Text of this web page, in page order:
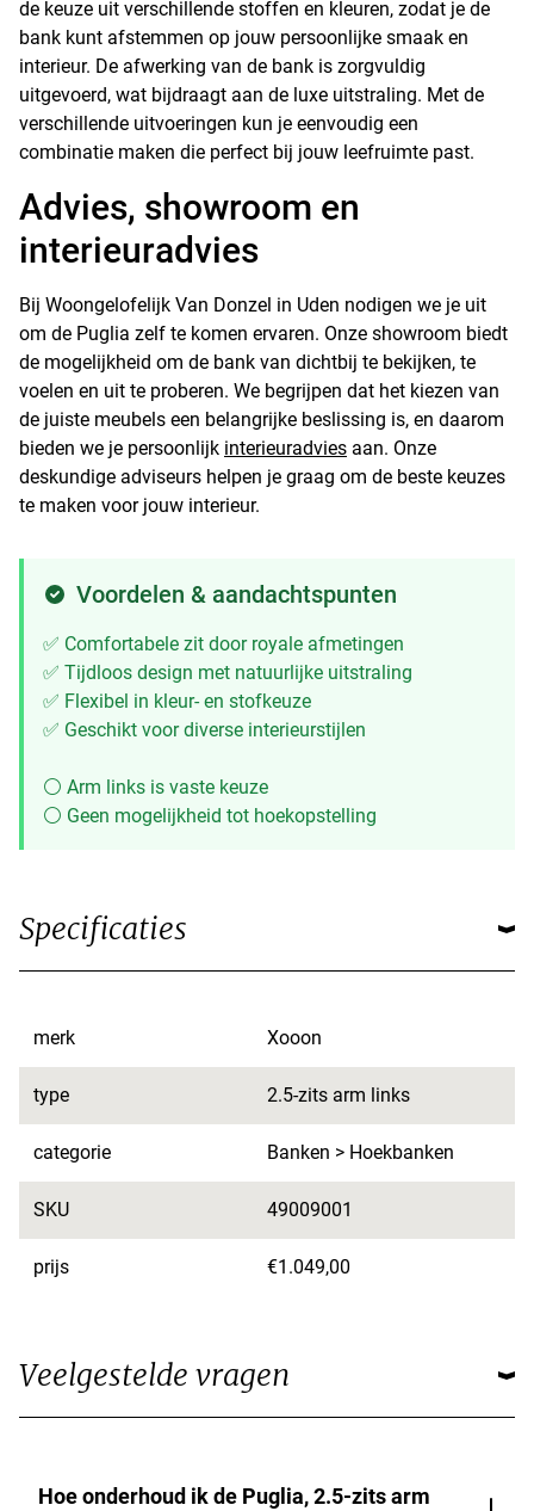
de keuze uit verschillende stoffen en kleuren, zodat je de
bank kunt afstemmen op jouw persoonlijke smaak en
interieur. De afwerking van de bank is zorgvuldig
uitgevoerd, wat bijdraagt aan de luxe uitstraling. Met de
verschillende uitvoeringen kun je eenvoudig een
combinatie maken die perfect bij jouw leefruimte past.
Advies, showroom en
interieuradvies
Bij Woongelofelijk Van Donzel in Uden nodigen we je uit
om de Puglia zelf te komen ervaren. Onze showroom biedt
de mogelijkheid om de bank van dichtbij te bekijken, te
voelen en uit te proberen. We begrijpen dat het kiezen van
de juiste meubels een belangrijke beslissing is, en daarom
bieden we je persoonlijk interieuradvies aan. Onze
deskundige adviseurs helpen je graag om de beste keuzes
te maken voor jouw interieur.
Voordelen & aandachtspunten
✅ Comfortabele zit door royale afmetingen
✅ Tijdloos design met natuurlijke uitstraling
✅ Flexibel in kleur- en stofkeuze
✅ Geschikt voor diverse interieurstijlen
⚪ Arm links is vaste keuze
⚪ Geen mogelijkheid tot hoekopstelling
Specificaties
merk Xooon
type 2.5-zits arm links
categorie Banken > Hoekbanken
SKU 49009001
prijs €1.049,00
Veelgestelde vragen
Hoe onderhoud ik de Puglia, 2.5-zits arm